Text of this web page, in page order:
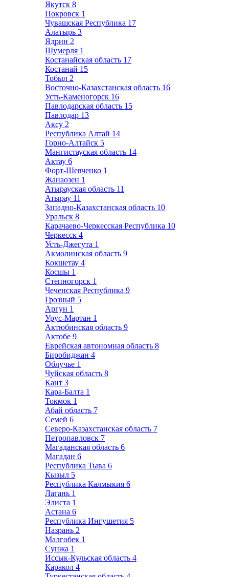
Якутск 8
Покровск 1
Чувашская Республика 17
Алатырь 3
Ядрин 2
Шумерля 1
Костанайская область 17
Костанай 15
Тобыл 2
Восточно-Казахстанская область 16
Усть-Каменогорск 16
Павлодарская область 15
Павлодар 13
Аксу 2
Республика Алтай 14
Горно-Алтайск 5
Мангистауская область 14
Актау 6
Форт-Шевченко 1
Жанаозен 1
Атырауская область 11
Атырау 11
Западно-Казахстанская область 10
Уральск 8
Карачаево-Черкесская Республика 10
Черкесск 4
Усть-Джегута 1
Акмолинская область 9
Кокшетау 4
Косшы 1
Степногорск 1
Чеченская Республика 9
Грозный 5
Аргун 1
Урус-Мартан 1
Актюбинская область 9
Актобе 9
Еврейская автономная область 8
Биробиджан 4
Облучье 1
Чуйская область 8
Кант 3
Кара-Балта 1
Токмок 1
Абай область 7
Семей 6
Северо-Казахстанская область 7
Петропавловск 7
Магаданская область 6
Магадан 6
Республика Тыва 6
Кызыл 5
Республика Калмыкия 6
Лагань 1
Элиста 1
Астана 6
Республика Ингушетия 5
Назрань 2
Малгобек 1
Сунжа 1
Иссык-Кульская область 4
Каракол 4